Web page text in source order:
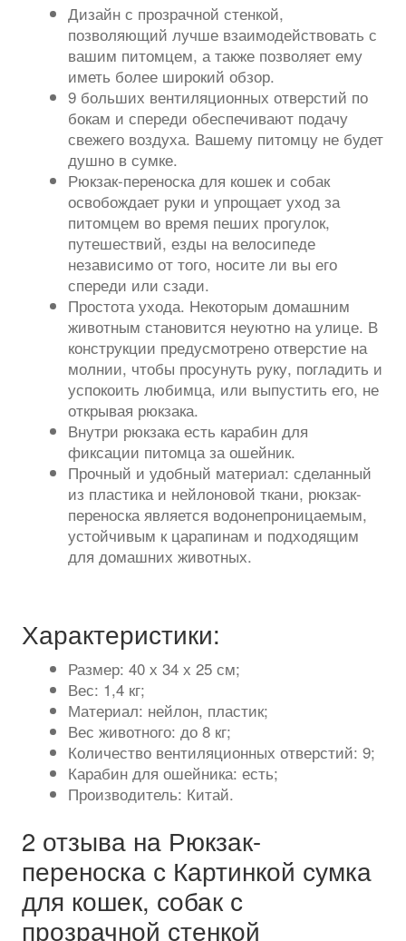
Дизайн с прозрачной стенкой,
позволяющий лучше взаимодействовать с
вашим питомцем, а также позволяет ему
иметь более широкий обзор.
9 больших вентиляционных отверстий по
бокам и спереди обеспечивают подачу
свежего воздуха. Вашему питомцу не будет
душно в сумке.
Рюкзак-переноска для кошек и собак
освобождает руки и упрощает уход за
питомцем во время пеших прогулок,
путешествий, езды на велосипеде
независимо от того, носите ли вы его
спереди или сзади.
Простота ухода. Некоторым домашним
животным становится неуютно на улице. В
конструкции предусмотрено отверстие на
молнии, чтобы просунуть руку, погладить и
успокоить любимца, или выпустить его, не
открывая рюкзака.
Внутри рюкзака есть карабин для
фиксации питомца за ошейник.
Прочный и удобный материал: сделанный
из пластика и нейлоновой ткани, рюкзак-
переноска является водонепроницаемым,
устойчивым к царапинам и подходящим
для домашних животных.
Характеристики:
Размер: 40 х 34 х 25 см;
Вес: 1,4 кг;
Материал: нейлон, пластик;
Вес животного: до 8 кг;
Количество вентиляционных отверстий: 9;
Карабин для ошейника: есть;
Производитель: Китай.
2 отзыва на Рюкзак-
переноска с Картинкой сумка
для кошек, собак с
прозрачной стенкой